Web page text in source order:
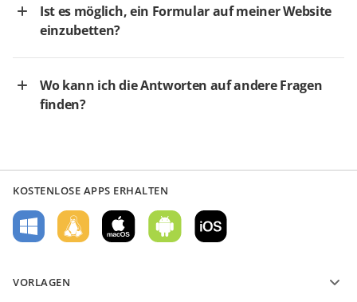
Ist es möglich, ein Formular auf meiner Website
einzubetten?
Wo kann ich die Antworten auf andere Fragen
finden?
KOSTENLOSE APPS ERHALTEN
VORLAGEN